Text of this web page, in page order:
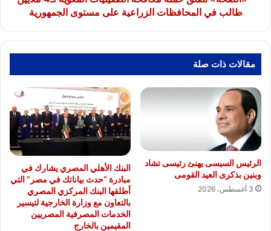
مستوى
الجمهورية
طالب في المحافظات الزراعية على مستوى الجمهورية
مقالات ذات صلة
الرئيس السيسى يهنئ رئيسى تشاد
وبنين بذكرى العيد القومى
3 أغسطس، 2026
البنك الأهلي المصري يشارك في
مبادرة “حدث بياناتك في مصر” التي
أطلقها البنك المركزي المصري
بالتعاون مع وزارة الخارجية لتيسير
الخدمات المصرفية المصريين
المقيمين بالخارج